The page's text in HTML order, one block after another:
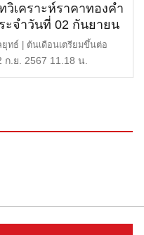
วิเคราะห์ราคาทองคำ
ะจำวันที่ 02 กันยายน
ยุทธ์ | ต้นเดือนเตรียมขึ้นต่อ
วต้าน | $2,530 หรือ […]
ก.ย. 2567 11.18 น.